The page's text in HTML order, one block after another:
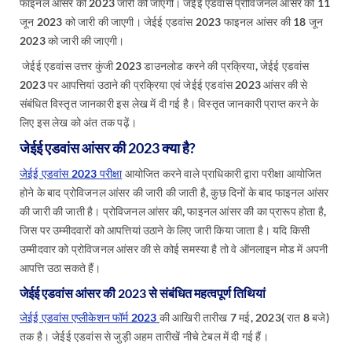
फाइनल आंसर की 2023 जारी की जाएगी। जेईई एडवांस प्रोविजनल आंसर की 11
जून 2023 को जारी की जाएगी। जेईई एडवांस 2023 फाइनल आंसर की 18 जून
2023 को जारी की जाएगी।
जेईई एडवांस उत्तर कुंजी 2023 डाउनलोड करने की प्रक्रिया, जेईई एडवांस
2023 पर आपत्तियां उठाने की प्रक्रिया एवं जेईई एडवांस 2023 आंसर की से
संबंधित विस्तृत जानकारी इस लेख में दी गई है। विस्तृत जानकारी प्राप्त करने के
लिए इस लेख को अंत तक पढ़ें।
जेईई एडवांस आंसर की 2023 क्या है?
जेईई एडवांस 2023 परीक्षाआयोजित करने वाले प्राधिकारी द्वारा परीक्षा आयोजित
होने के बाद प्रोविजनल आंसर की जारी की जाती है, कुछ दिनों के बाद फाइनल आंसर
की जारी की जाती है। प्रोविजनल आंसर की, फाइनल आंसर की का प्रारूप होता है,
जिस पर उम्मीदवारों को आपत्तियां उठाने के लिए जारी किया जाता है। यदि किसी
उम्मीदवार को प्रोविजनल आंसर की से कोई समस्या है तो वे ऑनलाइन मोड में अपनी
आपत्ति उठा सकते हैं।
जेईई एडवांस आंसर की 2023 से संबंधित महत्वपूर्ण तिथियां
जेईई एडवांस एप्लीकेशन फॉर्म 2023 की आखिरी तारीख 7 मई, 2023( रात 8 बजे)
तक है। जेईई एडवांस से जुड़ी अहम तारीखें नीचे टेबल में दी गई हैं।